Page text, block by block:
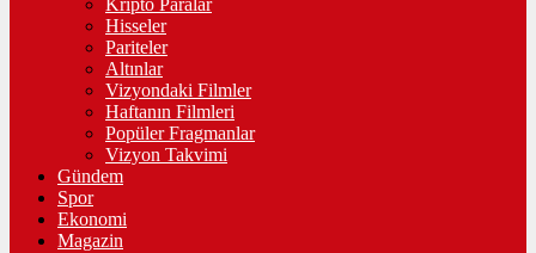
Kripto Paralar
Hisseler
Pariteler
Altınlar
Vizyondaki Filmler
Haftanın Filmleri
Popüler Fragmanlar
Vizyon Takvimi
Gündem
Spor
Ekonomi
Magazin